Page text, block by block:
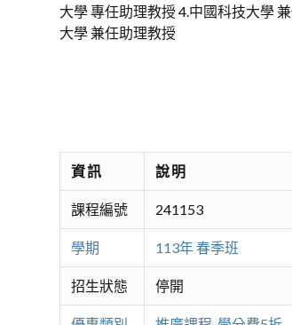
大學 專任助理教授 4.中國科技大學
大學 兼任助理教授
資訊 說明
課程編號 241153
學期 113年 春季班
招生狀態 停開